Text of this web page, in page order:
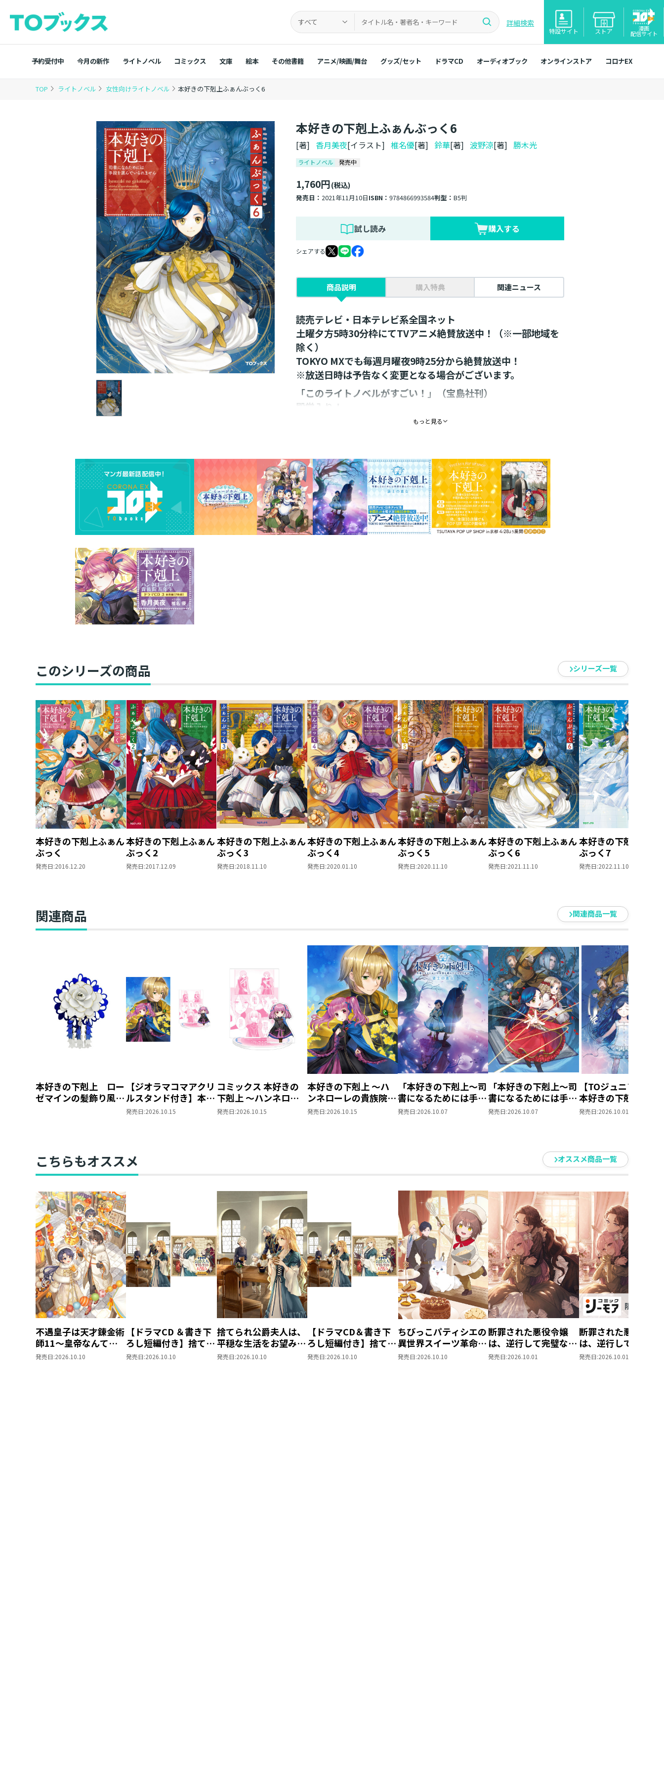
すべて 詳細検索
特設サイト ストア 漫画
配信サイト
予約受付中 今月の新作 ライトノベル コミックス 文庫 絵本 その他書籍 アニメ/映画/舞台 グッズ/セット ドラマCD オーディオブック オンラインストア コロナEX
TOP ライトノベル 女性向けライトノベル 本好きの下剋上ふぁんぶっく6
本好きの下剋上ふぁんぶっく6
[著] 香月美夜[イラスト]椎名優[著] 鈴華[著]波野涼[著]勝木光
ライトノベル 発売中
1,760円(税込)
発売日：2021年11月10日ISBN：9784866993584判型：B5判
試し読み 購入する
シェアする
商品説明 購入特典 関連ニュース
読売テレビ・日本テレビ系全国ネット
土曜夕方5時30分枠にてTVアニメ絶賛放送中！（※一部地域を
除く）
TOKYO MXでも毎週月曜夜9時25分から絶賛放送中！
※放送日時は予告なく変更となる場合がございます。
「このライトノベルがすごい！」（宝島社刊）
殿堂入り！
シリーズ累計１１００万部突破！（電子書籍を含む）
１ 椎名優描き下ろし表紙イラスト
２ 原作表紙＆口絵他カラーイラスト集
（「第五部 女神の化身４〜６」収録）
３ 関連書籍＆商品イラストギャラリー
４ 原作表紙＆口絵ほかラフ集
５ 香月美夜書き下ろしＳＳ「ディルク視点 貴族になるための準備」
６ 香月美夜直筆プロット「貴族になるための準備」
もっと見る
このシリーズの商品 シリーズ一覧
本好きの下剋上ふぁん
ぶっく
発売日:2016.12.20
本好きの下剋上ふぁん
ぶっく2
発売日:2017.12.09
本好きの下剋上ふぁん
ぶっく3
発売日:2018.11.10
本好きの下剋上ふぁん
ぶっく4
発売日:2020.01.10
本好きの下剋上ふぁん
ぶっく5
発売日:2020.11.10
本好きの下剋上ふぁん
ぶっく6
発売日:2021.11.10
本好きの下剋上ふぁ
ぶっく7
発売日:2022.11.10
関連商品 関連商品一覧
本好きの下剋上 ロー
ゼマインの髪飾り風ブ
【ジオラマコマアクリ
ルスタンド付き】本好
きの下剋上 ～ハンネ
ス）
発売日:2026.10.15
コミックス 本好きの
下剋上 ～ハンネロー
レの貴族院五年生～
発売日:2026.10.15
本好きの下剋上 ～ハ
ンネローレの貴族院五
年生～ 「恋してみた
発売日:2026.10.15
「本好きの下剋上～司
書になるためには手段
を選んでいられません
発売日:2026.10.07
「本好きの下剋上～司
書になるためには手段
を選んでいられません
発売日:2026.10.07
【TOジュニア文庫】
本好きの下剋上 第
部 領主の養女１０
発売日:2026.10.01
こちらもオススメ オススメ商品一覧
不遇皇子は天才錬金術
師11～皇帝なんて柄
じゃないので弟妹を可
発売日:2026.10.10
【ドラマCD ＆書き下
ろし短編付き】捨てら
れ公爵夫人は、平穏な
発売日:2026.10.10
捨てられ公爵夫人は、
平穏な生活をお望みの
ようです5
発売日:2026.10.10
【ドラマCD＆書き下
ろし短編付き】捨てら
れ公爵夫人は、平穏な
発売日:2026.10.10
ちびっこパティシエの
異世界スイーツ革命～
パパともふもふと愉快
発売日:2026.10.10
断罪された悪役令嬢
は、逆行して完璧な悪
女を目指す11
発売日:2026.10.01
断罪された悪役令嬢
は、逆行して完璧な
女を目指す11【シー
発売日:2026.10.01